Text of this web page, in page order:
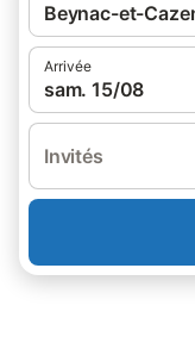
Beynac-et-
Arrivée
sam. 15/08
Invités